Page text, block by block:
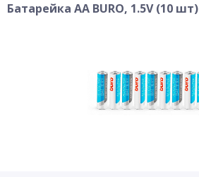
Батарейка AA BURO, 1.5V (10 шт)